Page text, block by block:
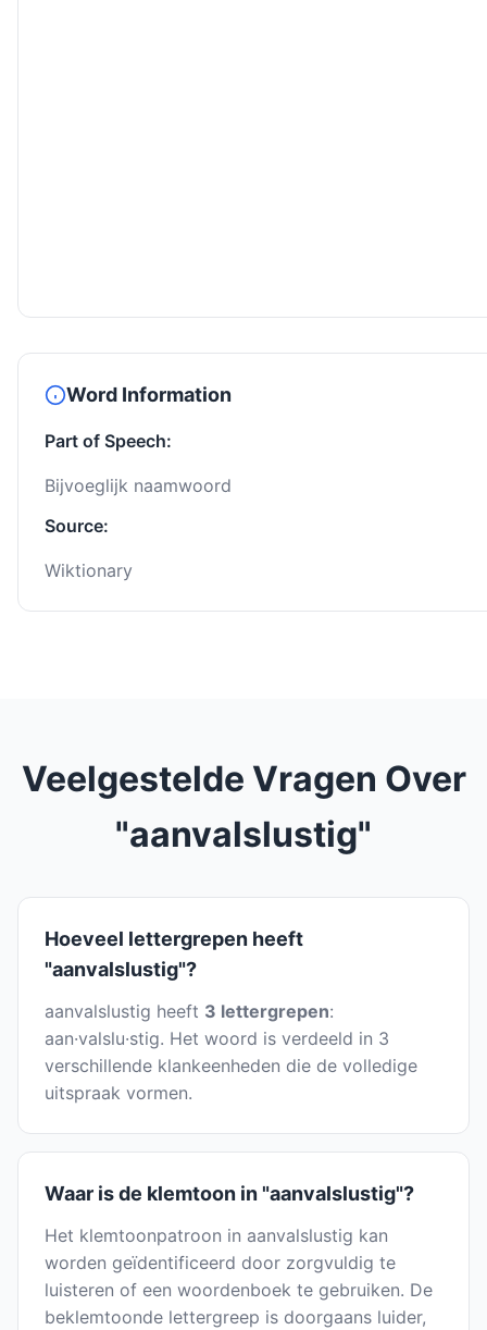
Word Information
Part of Speech:
Bijvoeglijk naamwoord
Source:
Wiktionary
Veelgestelde Vragen Over
"aanvalslustig"
Hoeveel lettergrepen heeft
"aanvalslustig"?
aanvalslustig heeft 3 lettergrepen:
aan·valslu·stig. Het woord is verdeeld in 3
verschillende klankeenheden die de volledige
uitspraak vormen.
Waar is de klemtoon in "aanvalslustig"?
Het klemtoonpatroon in aanvalslustig kan
worden geïdentificeerd door zorgvuldig te
luisteren of een woordenboek te gebruiken. De
beklemtoonde lettergreep is doorgaans luider,